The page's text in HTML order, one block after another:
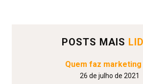
POSTS MAIS
Quem faz
26 de julho de 2021